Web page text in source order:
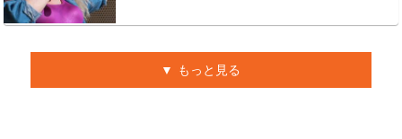
もっと見る